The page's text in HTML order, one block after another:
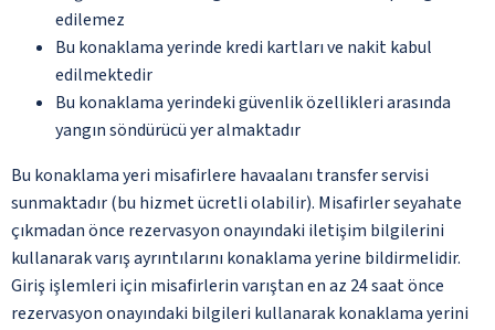
edilemez
Bu konaklama yerinde kredi kartları ve nakit kabul
edilmektedir
Bu konaklama yerindeki güvenlik özellikleri arasında
yangın söndürücü yer almaktadır
Bu konaklama yeri misafirlere havaalanı transfer servisi
sunmaktadır (bu hizmet ücretli olabilir). Misafirler seyahate
çıkmadan önce rezervasyon onayındaki iletişim bilgilerini
kullanarak varış ayrıntılarını konaklama yerine bildirmelidir.
Giriş işlemleri için misafirlerin varıştan en az 24 saat önce
rezervasyon onayındaki bilgileri kullanarak konaklama yerini